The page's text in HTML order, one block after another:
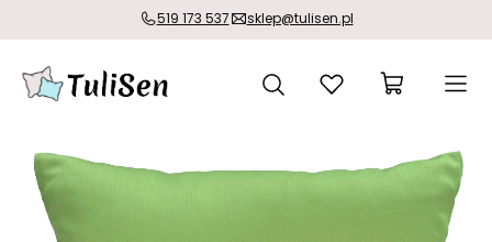
519 173 537 sklep@tulisen.pl